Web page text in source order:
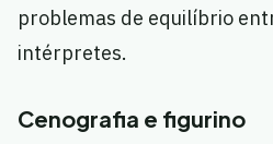
problemas de equilíbrio
intérpretes.
Cenografia e figurino